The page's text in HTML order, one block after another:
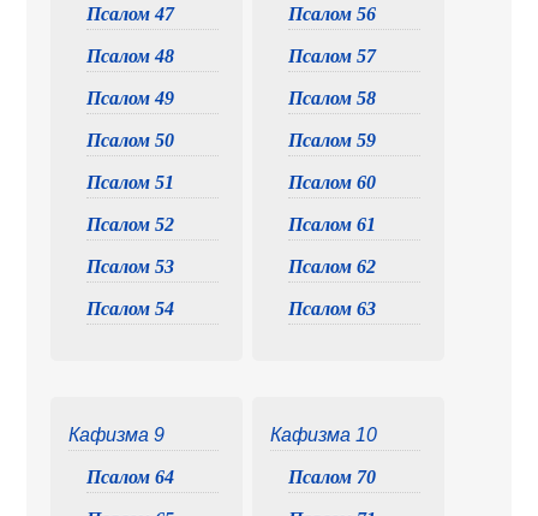
Псалом 47
Псалом 48
Псалом 49
Псалом 50
Псалом 51
Псалом 52
Псалом 53
Псалом 54
Псалом 56
Псалом 57
Псалом 58
Псалом 59
Псалом 60
Псалом 61
Псалом 62
Псалом 63
Кафизма 9
Псалом 64
Кафизма 10
Псалом 70